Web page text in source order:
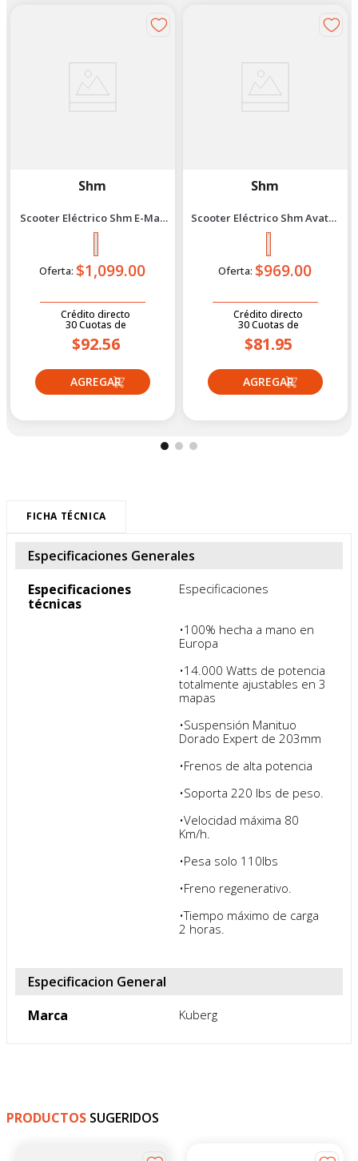
Shm
Scooter Eléctrico Shm E-Max
1500 Naranja
Oferta: $1,099.00
Crédito directo
30Cuotas de
$92.56
Shm
Scooter Eléctrico Shm Avatar
1200 Verde
Oferta: $969.00
Crédito directo
30Cuotas de
$81.95
FICHA TÉCNICA
Especificaciones Generales
Especificaciones
técnicas
Especificaciones
•100% hecha a mano en
Europa
•14.000 Watts de potencia
totalmente ajustables en 3
mapas
•Suspensión Manituo
Dorado Expert de 203mm
•Frenos de alta potencia
•Soporta 220 lbs de peso.
•Velocidad máxima 80
Km/h.
•Pesa solo 110lbs
•Freno regenerativo.
•Tiempo máximo de carga
2 horas.
Especificacion General
Marca
Kuberg
PRODUCTOS SUGERIDOS